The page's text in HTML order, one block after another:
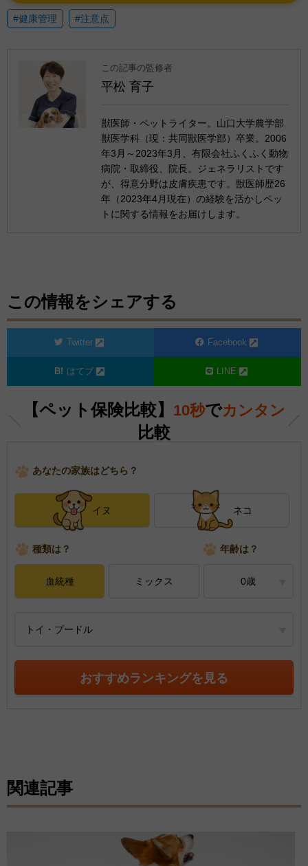
#健康管理 #注意点
この記事の監修者
平松 育子
獣医師・ペットライター。山口大学農学部
獣医学科（現：共同獣医学部）卒業。2006
年3月～2023年3月、有限会社ふくふく動物
病院・取締役、院長。ジェネラリストです
が、得意分野は皮膚疾患です。獣医師歴26
年（2023年4月現在）の経験を活かしペッ
トに関する情報をお届けします。
この情報をシェアする
Twitter Facebook
はてブ LINE
【ペット保険比較】 10秒でカンタン
比較
あなたの家族はどちら？
イヌ ネコ
種類は？ 年齢は？
血統種 ミックス 0歳
トイ・プードル
おすすめランキングを見る
関連記事